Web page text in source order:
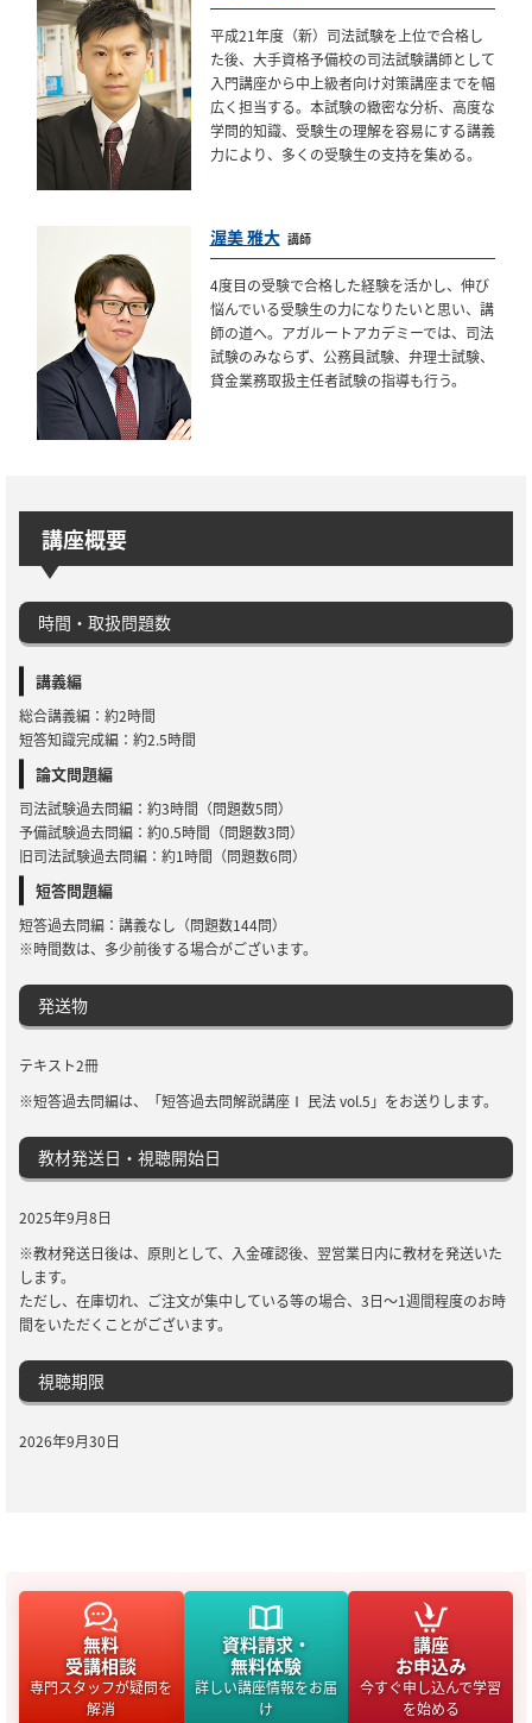
平成21年度（新）司法試験を上位で合格し
た後、大手資格予備校の司法試験講師として
入門講座から中上級者向け対策講座までを幅
広く担当する。本試験の緻密な分析、高度な
学問的知識、受験生の理解を容易にする講義
力により、多くの受験生の支持を集める。
渥美 雅大 講師
4度目の受験で合格した経験を活かし、伸び
悩んでいる受験生の力になりたいと思い、講
師の道へ。アガルートアカデミーでは、司法
試験のみならず、公務員試験、弁理士試験、
貸金業務取扱主任者試験の指導も行う。
講座概要
時間・取扱問題数
講義編
総合講義編：約2時間
短答知識完成編：約2.5時間
論文問題編
司法試験過去問編：約3時間（問題数5問）
予備試験過去問編：約0.5時間（問題数3問）
旧司法試験過去問編：約1時間（問題数6問）
短答問題編
短答過去問編：講義なし（問題数144問）
※時間数は、多少前後する場合がございます。
発送物
テキスト2冊
※短答過去問編は、「短答過去問解説講座Ⅰ 民法 vol.5」をお送りします。
教材発送日・視聴開始日
2025年9月8日
※教材発送日後は、原則として、入金確認後、翌営業日内に教材を発送いた
します。
ただし、在庫切れ、ご注文が集中している等の場合、3日～1週間程度のお時
間をいただくことがございます。
視聴期限
2026年9月30日
無料
受講相談
専門スタッフが疑問を
解消
資料請求・
無料体験
詳しい講座情報をお届
け
講座
お申込み
今すぐ申し込んで学習
を始める